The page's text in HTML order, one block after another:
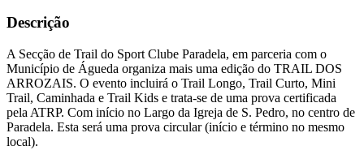
Descrição
A Secção de Trail do Sport Clube Paradela, em parceria com o
Município de Águeda organiza mais uma edição do TRAIL DOS
ARROZAIS. O evento incluirá o Trail Longo, Trail Curto, Mini
Trail, Caminhada e Trail Kids e trata-se de uma prova certificada
pela ATRP. Com início no Largo da Igreja de S. Pedro, no centro de
Paradela. Esta será uma prova circular (início e término no mesmo
local).